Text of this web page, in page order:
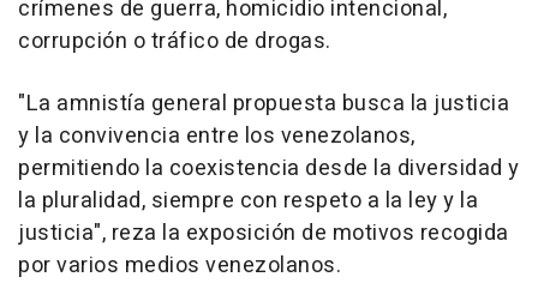
crímenes de guerra, homicidio intencional,
corrupción o tráfico de drogas.
"La amnistía general propuesta busca la justicia
y la convivencia entre los venezolanos,
permitiendo la coexistencia desde la diversidad y
la pluralidad, siempre con respeto a la ley y la
justicia", reza la exposición de motivos recogida
por varios medios venezolanos.